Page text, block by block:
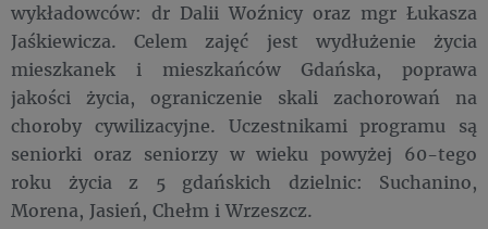
wykładowców: dr Dalii Woźnicy oraz mgr Łukasza
Jaśkiewicza. Celem zajęć jest wydłużenie życia
mieszkanek i mieszkańców Gdańska, poprawa
jakości życia, ograniczenie skali zachorowań na
choroby cywilizacyjne. Uczestnikami programu są
seniorki oraz seniorzy w wieku powyżej 60-tego
roku życia z 5 gdańskich dzielnic: Suchanino,
Morena, Jasień, Chełm i Wrzeszcz.